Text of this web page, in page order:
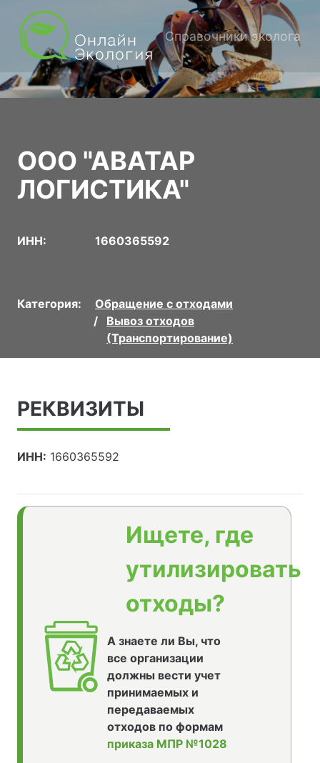
Справочники эколога
ООО "АВАТАР
ЛОГИСТИКА"
ИНН: 1660365592
Категория:
Обращение с отходами
Вывоз отходов
(Транспортирование)
РЕКВИЗИТЫ
ИНН: 1660365592
Ищете, где
утилизировать
отходы?
А знаете ли Вы, что
все организации
должны вести учет
принимаемых и
передаваемых
отходов по формам
приказа МПР №1028